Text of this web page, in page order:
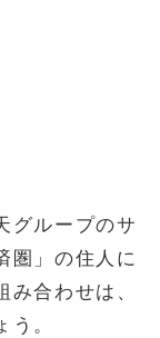
グループのサ
圏」の住人に
み合わせは、
。